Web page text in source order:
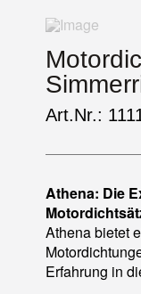
Art.Nr.:
Athena: Die
Athena bietet
Erfahrung in